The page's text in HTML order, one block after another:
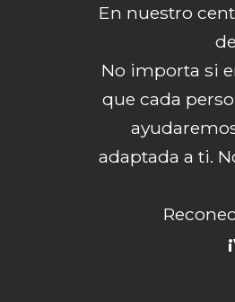
En nuestro
No importa si
que cada
adaptada a ti.